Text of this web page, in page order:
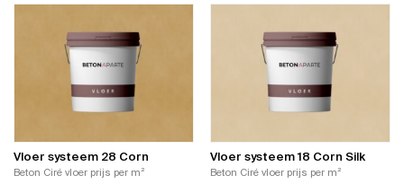
Vloer systeem 28 Corn
Beton Ciré vloer prijs per m²
Vloer systeem 18 Corn Silk
Beton Ciré vloer prijs per m²